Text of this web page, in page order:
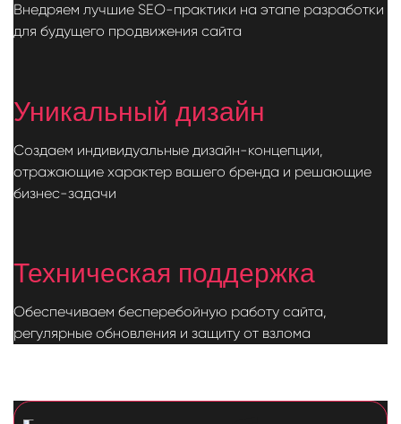
Внедряем лучшие SEO-практики на этапе разработки
для будущего продвижения сайта
Уникальный дизайн
Создаем индивидуальные дизайн-концепции,
отражающие характер вашего бренда и решающие
бизнес-задачи
Техническая поддержка
Обеспечиваем бесперебойную работу сайта,
регулярные обновления и защиту от взлома